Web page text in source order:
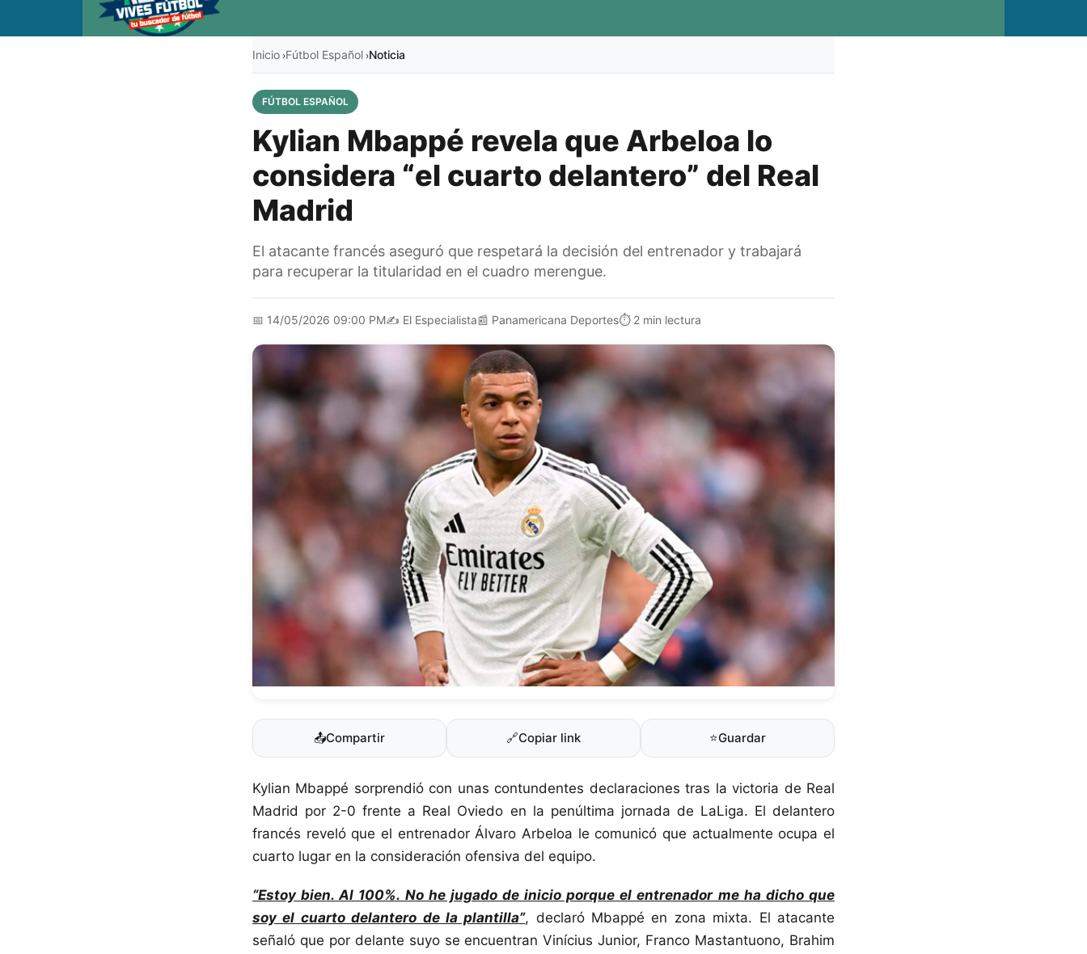
Inicio ›Fútbol Español ›Noticia
FÚTBOL ESPAÑOL
Kylian Mbappé revela que Arbeloa lo
considera “el cuarto delantero” del Real
Madrid
El atacante francés aseguró que respetará la decisión del entrenador y trabajará
para recuperar la titularidad en el cuadro merengue.
📅 14/05/2026 09:00 PM✍️ El Especialista📰 Panamericana Deportes⏱️ 2 min lectura
📤Compartir 🔗Copiar link ⭐Guardar
Kylian Mbappé sorprendió con unas contundentes declaraciones tras la victoria de Real
Madrid por 2-0 frente a Real Oviedo en la penúltima jornada de LaLiga. El delantero
francés reveló que el entrenador Álvaro Arbeloa le comunicó que actualmente ocupa el
cuarto lugar en la consideración ofensiva del equipo.
“Estoy bien. Al 100%. No he jugado de inicio porque el entrenador me ha dicho que
soy el cuarto delantero de la plantilla”, declaró Mbappé en zona mixta. El atacante
señaló que por delante suyo se encuentran Vinícius Junior, Franco Mastantuono, Brahim